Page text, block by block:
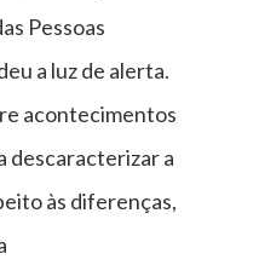
Pessoas
a luz de alerta.
acontecimentos
descaracterizar a
às diferenças,